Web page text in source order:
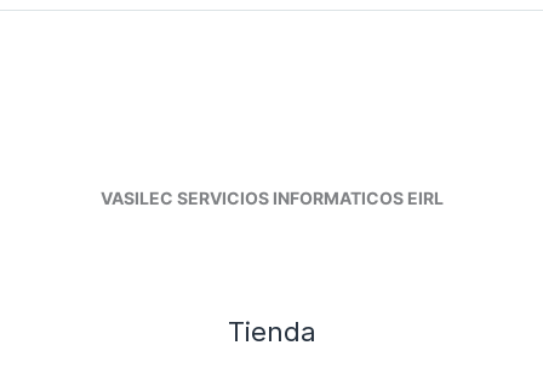
VASILEC SERVICIOS INFORMATICOS EIRL
Tienda